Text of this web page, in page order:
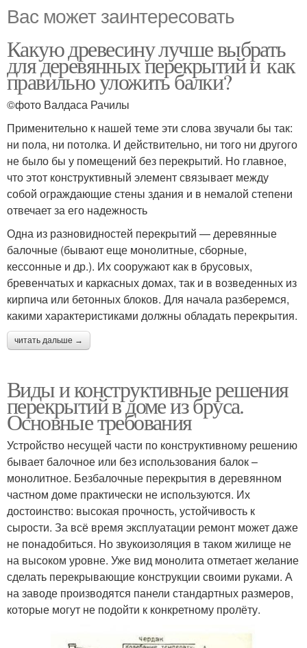
Вас может заинтересовать
Какую древесину лучше выбрать
для деревянных перекрытий и как
правильно уложить балки?
©фото Валдаса Рачилы
Применительно к нашей теме эти слова звучали бы так:
ни пола, ни потолка. И действительно, ни того ни другого
не было бы у помещений без перекрытий. Но главное,
что этот конструктивный элемент связывает между
собой ограждающие стены здания и в немалой степени
отвечает за его надежность
Одна из разновидностей перекрытий — деревянные
балочные (бывают еще монолитные, сборные,
кессонные и др.). Их сооружают как в брусовых,
бревенчатых и каркасных домах, так и в возведенных из
кирпича или бетонных блоков. Для начала разберемся,
какими характеристиками должны обладать перекрытия.
читать дальше →
Виды и конструктивные решения
перекрытий в доме из бруса.
Основные требования
Устройство несущей части по конструктивному решению
бывает балочное или без использования балок –
монолитное. Безбалочные перекрытия в деревянном
частном доме практически не используются. Их
достоинство: высокая прочность, устойчивость к
сырости. За всё время эксплуатации ремонт может даже
не понадобиться. Но звукоизоляция в таком жилище не
на высоком уровне. Уже вид монолита отметает желание
сделать перекрывающие конструкции своими руками. А
на заводе производятся панели стандартных размеров,
которые могут не подойти к конкретному пролёту.